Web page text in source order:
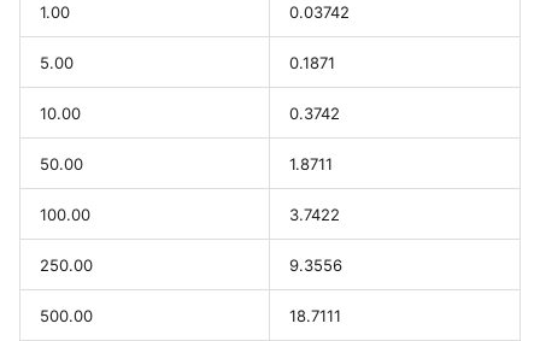
1.00 0.03742
5.00 0.1871
10.00 0.3742
50.00 1.8711
100.00 3.7422
250.00 9.3556
500.00 18.7111